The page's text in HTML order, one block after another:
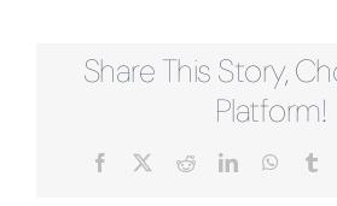
Share This Story,
Platform!
Facebook RedditLinkedIn